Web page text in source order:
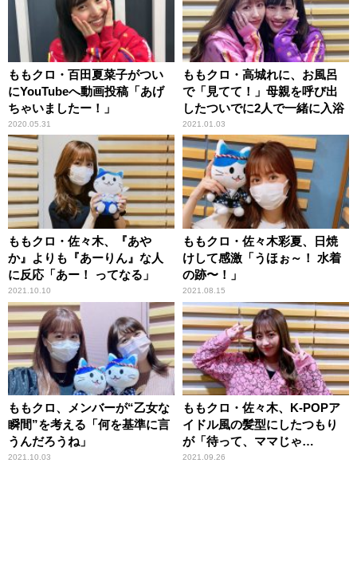
ももクロ・百田夏菜子がつい
にYouTubeへ動画投稿「あげ
ちゃいましたー！」
2020.05.31
ももクロ・高城れに、お風呂
で「見てて！」母親を呼び出
したついでに2人で一緒に入浴
2021.01.03
ももクロ・佐々木、『あや
か』よりも『あーりん』な人
に反応「あー！ ってなる」
2021.10.10
ももクロ・佐々木彩夏、日焼
けして感激「うほぉ～！ 水着
の跡〜！」
2021.08.15
ももクロ、メンバーが“乙女な
瞬間”を考える「何を基準に言
うんだろうね」
2021.10.03
ももクロ・佐々木、K-POPア
イドル風の髪型にしたつもり
が「待って、ママじゃ
ん……」
2021.09.26